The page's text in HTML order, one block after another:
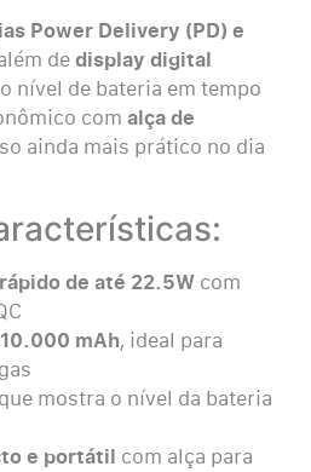
Power Delivery (PD) e
de display digital
nível de bateria em tempo
com alça de
ainda mais prático no dia
de até 22.5W com
mAh, ideal para
que mostra o nível da bateria
e portátil com alça para